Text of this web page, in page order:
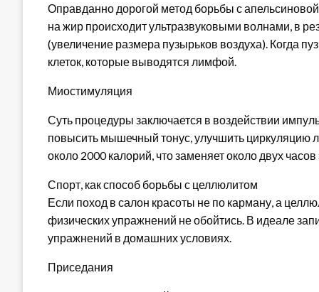
Оправданно дорогой метод борьбы с
на жир происходит ультразвуковыми волнами, в
(увеличение размера пузырьков воздуха). Когда
клеток, которые выводятся лимфой.
Миостимуляция
Суть процедуры заключается в воздействии
повысить мышечный тонус, улучшить циркуляцию
около 2000 калорий, что заменяет около двух
Спорт, как способ борьбы с целлюлитом
Если поход в салон красоты не по карману, а
физических упражнений не обойтись. В идеале
упражнений в домашних условиях.
Приседания